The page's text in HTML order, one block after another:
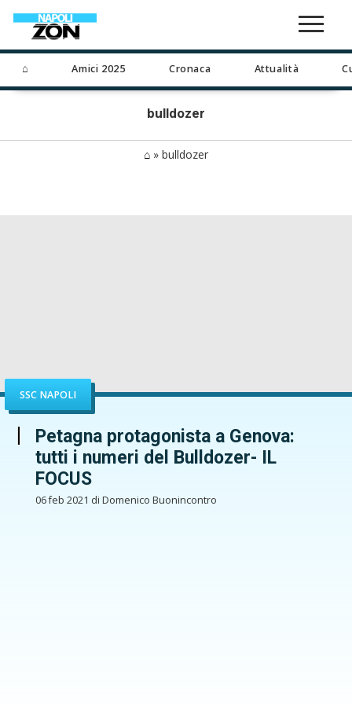
⌂ Amici 2025 Cronaca Attualità
bulldozer
⌂ » bulldozer
SSC NAPOLI
Petagna protagonista a Genova:
tutti i numeri del Bulldozer- IL
FOCUS
06 feb 2021 di Domenico Buonincontro